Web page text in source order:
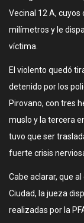
Vecinal 12 A,
milímetros y le
víctima.
El violento quedó
detenido por los
Pirovano, con tres
muslo y la tercera
tuvo que ser
fuerte crisis
Cabe aclarar, que
Ciudad, la jueza
realizadas por la